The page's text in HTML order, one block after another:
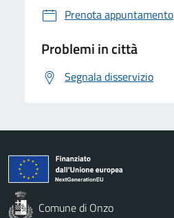
Prenota appuntamento
Problemi in città
Segnala disservizio
Comune di Onzo